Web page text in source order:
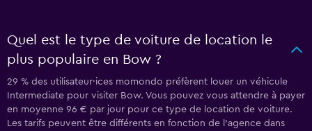
Quel est le type de voiture de location le
plus populaire en Bow ?
29 % des utilisateur·ices momondo préfèrent louer un véhicule
Intermediate pour visiter Bow. Vous pouvez vous attendre à payer
en moyenne 96 € par jour pour ce type de location de voiture.
Les tarifs peuvent être différents en fonction de l'agence dans